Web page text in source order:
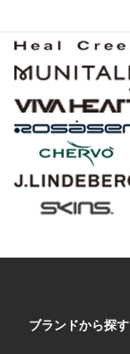
ブランドから探す